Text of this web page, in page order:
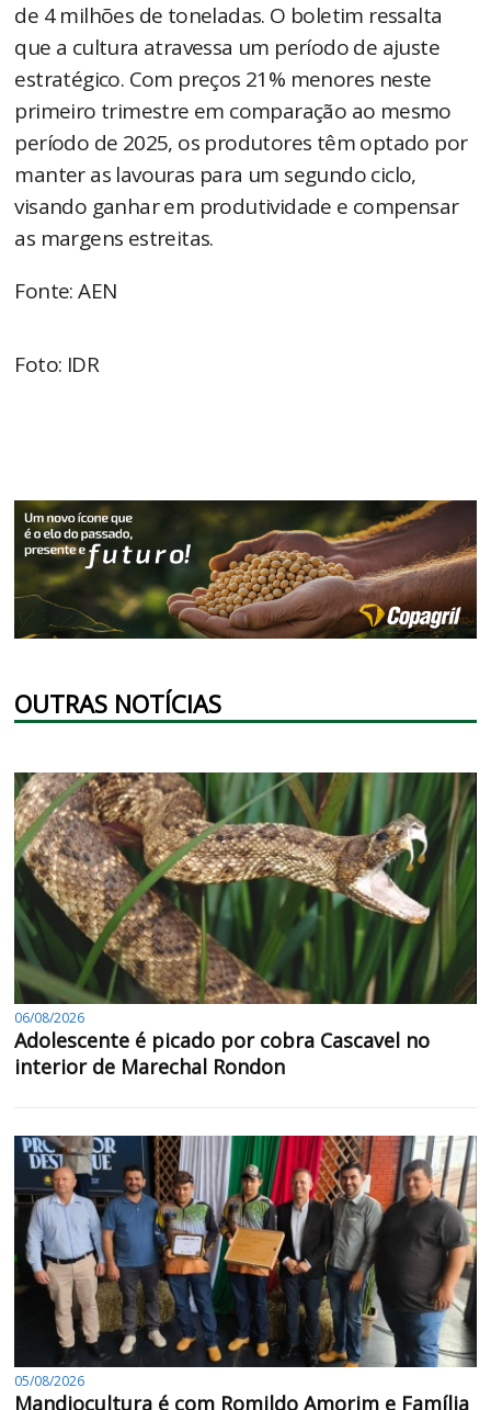
de 4 milhões de toneladas. O boletim ressalta
que a cultura atravessa um período de ajuste
estratégico. Com preços 21% menores neste
primeiro trimestre em comparação ao mesmo
período de 2025, os produtores têm optado por
manter as lavouras para um segundo ciclo,
visando ganhar em produtividade e compensar
as margens estreitas.
Fonte: AEN
Foto: IDR
OUTRAS NOTÍCIAS
06/08/2026
Adolescente é picado por cobra Cascavel no
interior de Marechal Rondon
05/08/2026
Mandiocultura é com Romildo Amorim e Família